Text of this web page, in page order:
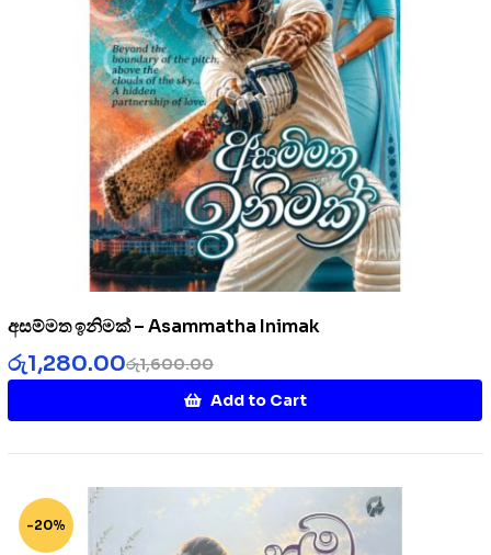
අසම්මත ඉනිමක් – Asammatha Inimak
රු1,600.00
රු1,280.00
Add to Cart
-20%